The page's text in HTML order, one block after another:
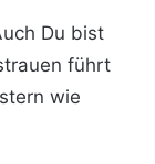
Du bist
führt
wie